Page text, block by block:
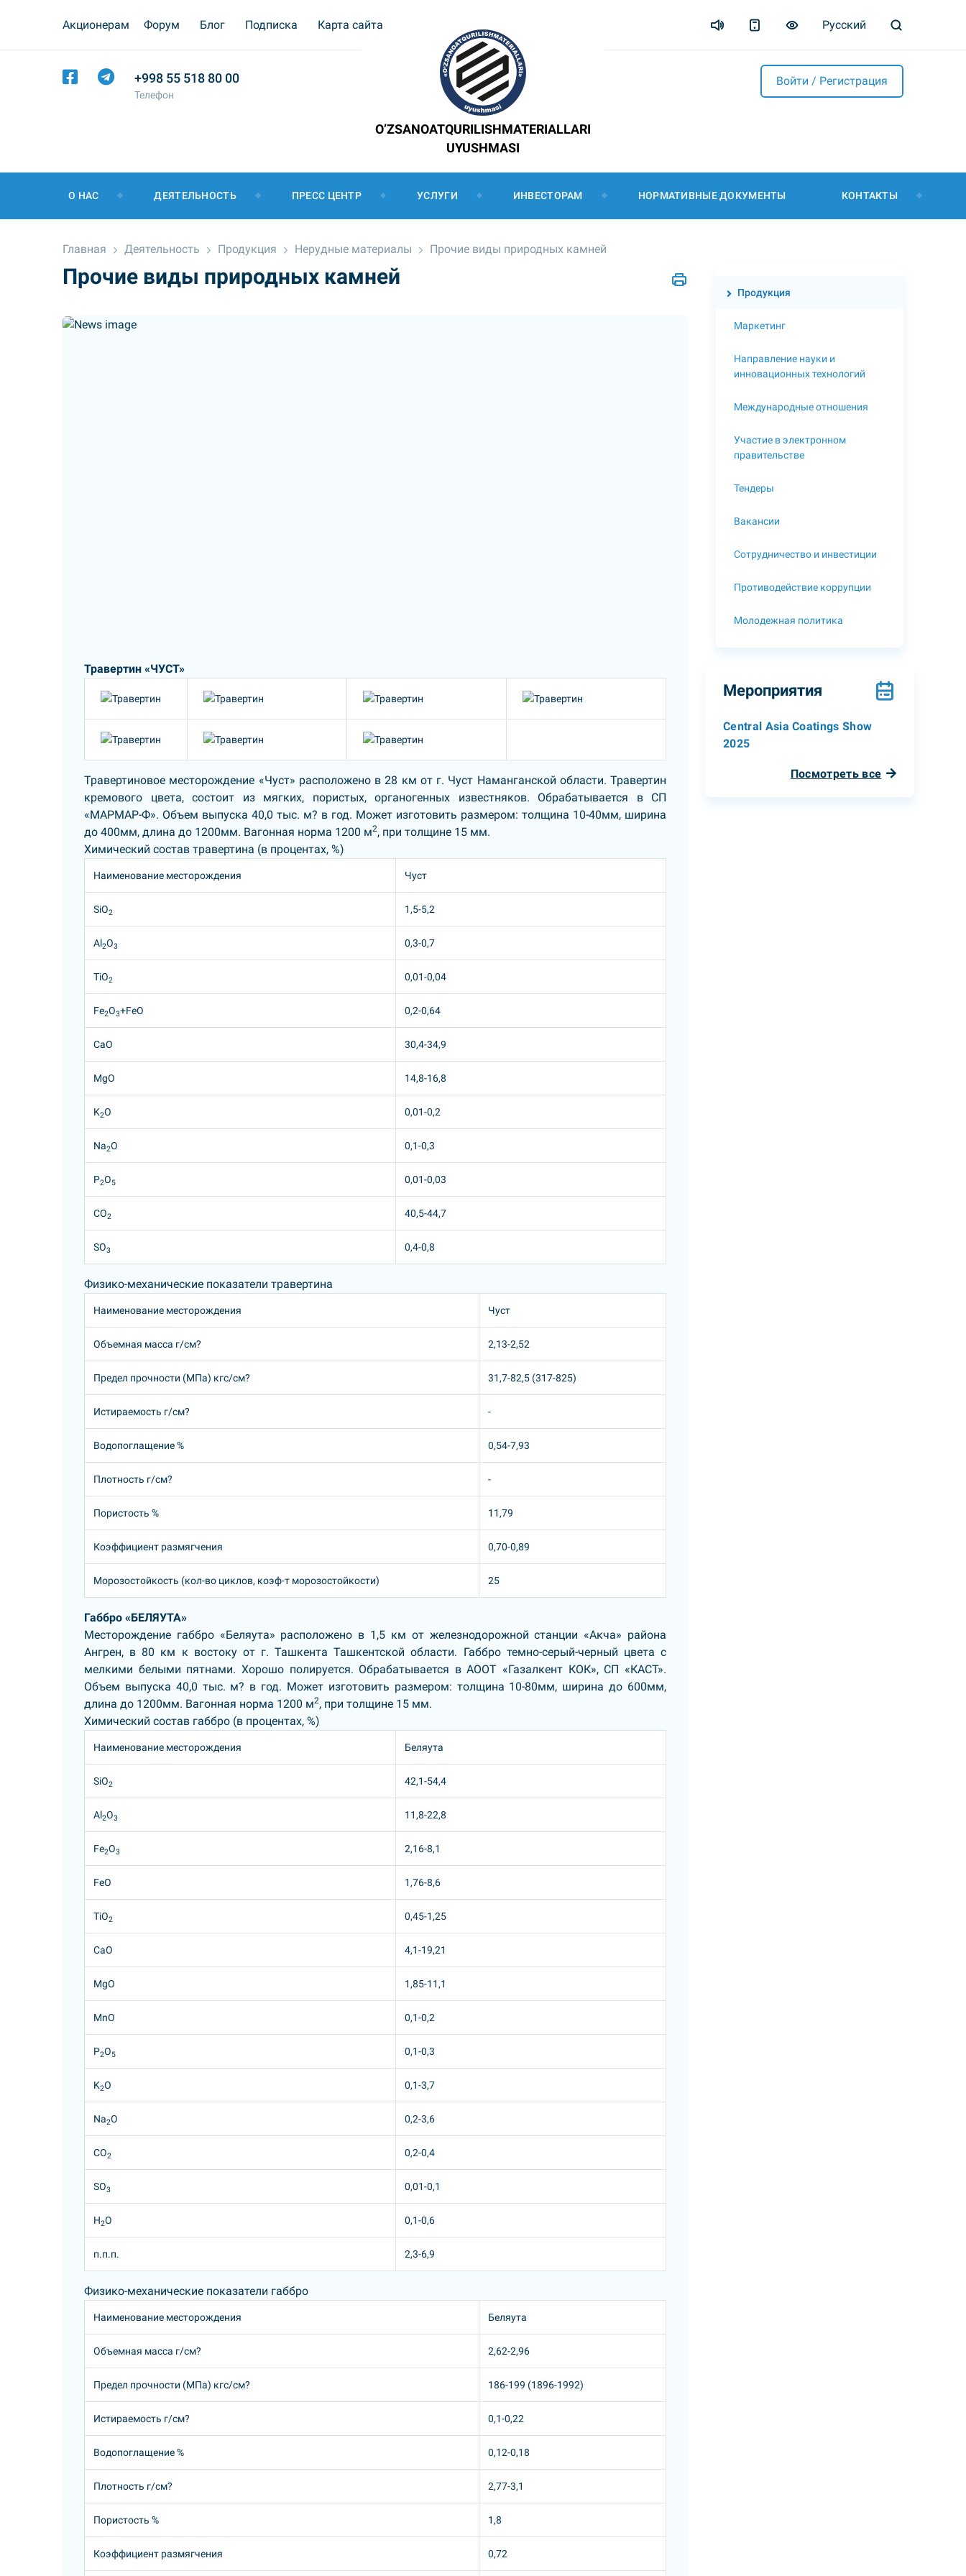
Акционерам Форум Блог Подписка Карта сайта Русский
+998 55 518 80 00
Телефон
Войти / Регистрация
O’ZSANOATQURILISHMATERIALLARI
UYUSHMASI
О НАС ДЕЯТЕЛЬНОСТЬ ПРЕСС ЦЕНТР УСЛУГИ ИНВЕСТОРАМ НОРМАТИВНЫЕ ДОКУМЕНТЫ КОНТАКТЫ
Главная Деятельность Продукция Нерудные материалы Прочие виды природных камней
Прочие виды природных камней
Травертин «ЧУСТ»
Травертиновое месторождение «Чуст» расположено в 28 км от г. Чуст Наманганской области. Травертин
кремового цвета, состоит из мягких, пористых, органогенных известняков. Обрабатывается в СП
«МАРМАР-Ф». Объем выпуска 40,0 тыс. м? в год. Может изготовить размером: толщина 10-40мм, ширина
до 400мм, длина до 1200мм. Вагонная норма 1200 м2, при толщине 15 мм.
Химический состав травертина (в процентах, %)
Наименование месторождения Чуст
SiO2 1,5-5,2
Al2O3 0,3-0,7
TiO2 0,01-0,04
Fe2O3+FeO 0,2-0,64
CaO 30,4-34,9
MgO 14,8-16,8
K2O 0,01-0,2
Na2O 0,1-0,3
P2O5 0,01-0,03
CO2 40,5-44,7
SO3 0,4-0,8
Физико-механические показатели травертина
Наименование месторождения Чуст
Объемная масса г/см? 2,13-2,52
Предел прочности (МПа) кгс/см? 31,7-82,5 (317-825)
Истираемость г/см? -
Водопоглащение % 0,54-7,93
Плотность г/см? -
Пористость % 11,79
Коэффициент размягчения 0,70-0,89
Морозостойкость (кол-во циклов, коэф-т морозостойкости) 25
Габбро «БЕЛЯУТА»
Месторождение габбро «Беляута» расположено в 1,5 км от железнодорожной станции «Акча» района
Ангрен, в 80 км к востоку от г. Ташкента Ташкентской области. Габбро темно-серый-черный цвета с
мелкими белыми пятнами. Хорошо полируется. Обрабатывается в АООТ «Газалкент КОК», СП «КАСТ».
Объем выпуска 40,0 тыс. м? в год. Может изготовить размером: толщина 10-80мм, ширина до 600мм,
длина до 1200мм. Вагонная норма 1200 м2, при толщине 15 мм.
Химический состав габбро (в процентах, %)
Наименование месторождения Беляута
SiO2 42,1-54,4
Al2O3 11,8-22,8
Fe2O3 2,16-8,1
FeO 1,76-8,6
TiO2 0,45-1,25
CaO 4,1-19,21
MgO 1,85-11,1
MnO 0,1-0,2
P2O5 0,1-0,3
K2O 0,1-3,7
Na2O 0,2-3,6
CO2 0,2-0,4
SO3 0,01-0,1
H2O 0,1-0,6
п.п.п. 2,3-6,9
Физико-механические показатели габбро
Наименование месторождения Беляута
Объемная масса г/см? 2,62-2,96
Предел прочности (МПа) кгс/см? 186-199 (1896-1992)
Истираемость г/см? 0,1-0,22
Водопоглащение % 0,12-0,18
Плотность г/см? 2,77-3,1
Пористость % 1,8
Коэффициент размягчения 0,72
Продукция
Маркетинг
Направление науки и
инновационных технологий
Международные отношения
Участие в электронном
правительстве
Тендеры
Вакансии
Сотрудничество и инвестиции
Противодействие коррупции
Молодежная политика
Мероприятия
Central Asia Coatings Show
2025
Посмотреть все